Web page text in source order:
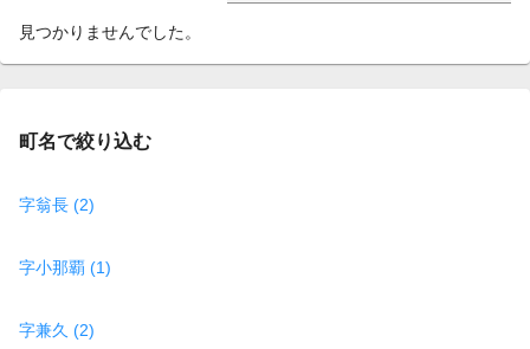
見つかりませんでした。
町名で絞り込む
字翁長 (2)
字小那覇 (1)
字兼久 (2)